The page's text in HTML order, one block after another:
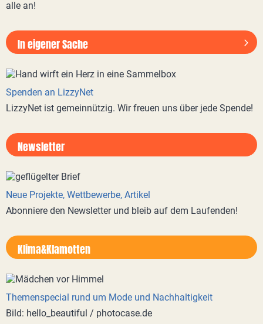
alle an!
In eigener Sache
Spenden an LizzyNet
LizzyNet ist gemeinnützig. Wir freuen uns über jede Spende!
Newsletter
Neue Projekte, Wettbewerbe, Artikel
Abonniere den Newsletter und bleib auf dem Laufenden!
Klima&Klamotten
Themenspecial rund um Mode und Nachhaltigkeit
Bild: hello_beautiful / photocase.de